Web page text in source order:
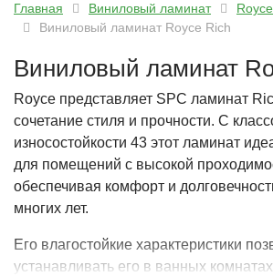
Главная Виниловый ламинат
Royce
Виниловый ламинат Royce Rich
Виниловый ламинат
Royce представляет SPC ламинат
сочетание стиля и прочности. С
износостойкости 43 этот ламинат
для помещений с высокой
обеспечивая комфорт и
многих лет.
Его влагостойкие характеристики
устанавливать его в ванных